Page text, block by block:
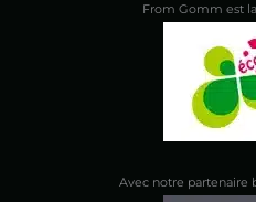
From Gomm est
Avec notre partenaire